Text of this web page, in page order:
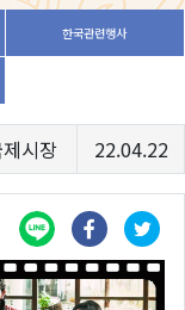
한국관련행사
시장 22.04.22